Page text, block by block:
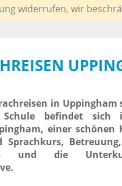
widerrufen, wir
in
Schule befindet sich
einer
Sprachkurs,
und die